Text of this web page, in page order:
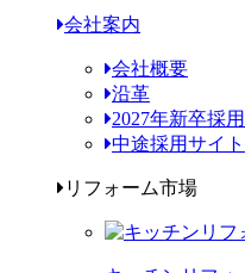
会社案内
会社概要
沿革
2027年新卒採
中途採用サイト
リフォーム市場